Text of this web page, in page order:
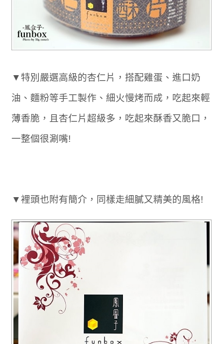
▼特別嚴選高級的杏仁片，搭配雞蛋、進口奶
油、麵粉等手工製作、細火慢烤而成，吃起來輕
薄香脆，且杏仁片超級多，吃起來酥香又脆口，
一整個很涮嘴!
▼裡頭也附有簡介，同樣走細膩又精美的風格!